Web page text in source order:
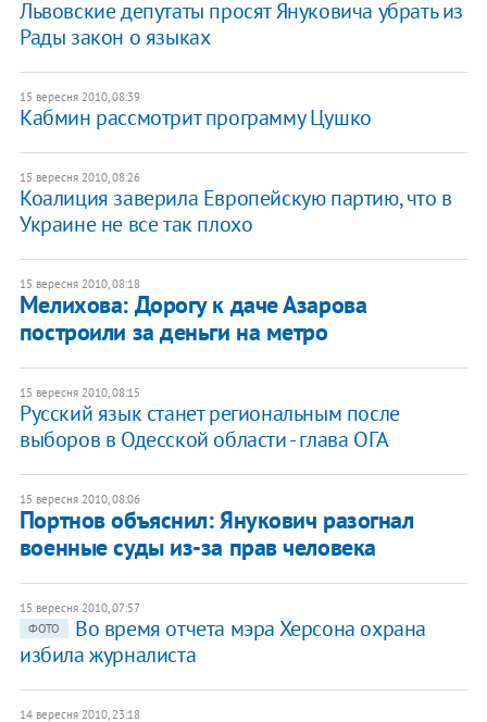
Львовские депутаты просят Януковича убрать из
Рады закон о языках
15 вересня 2010, 08:39
Кабмин рассмотрит программу Цушко
15 вересня 2010, 08:26
Коалиция заверила Европейскую партию, что в
Украине не все так плохо
15 вересня 2010, 08:18
Мелихова: Дорогу к даче Азарова
построили за деньги на метро
15 вересня 2010, 08:15
Русский язык станет региональным после
выборов в Одесской области - глава ОГА
15 вересня 2010, 08:06
Портнов объяснил: Янукович разогнал
военные суды из-за прав человека
15 вересня 2010, 07:57
ФОТО
Во время отчета мэра Херсона охрана
избила журналиста
14 вересня 2010, 23:18